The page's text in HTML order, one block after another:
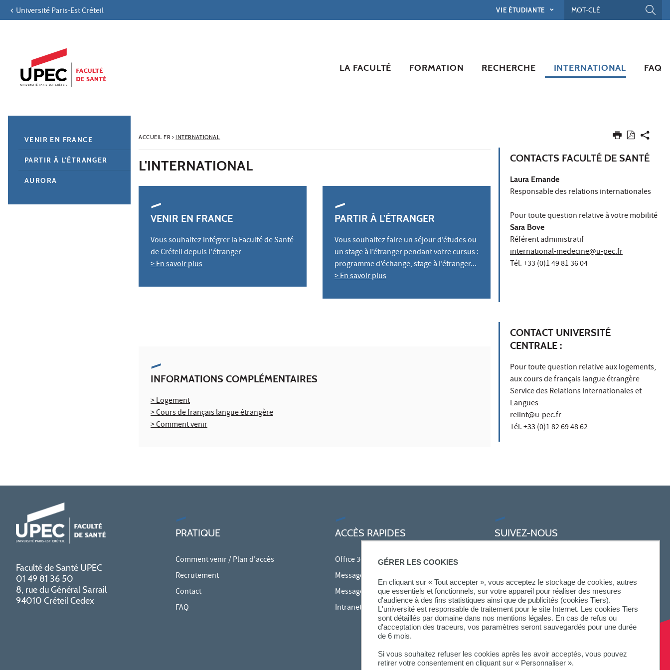
GÉRER LES COOKIES
En cliquant sur « Tout accepter », vous acceptez le stockage de cookies, autres
que essentiels et fonctionnels, sur votre appareil pour réaliser des mesures
d'audience à des fins statistiques ainsi que de publicités (cookies Tiers).
L'université est responsable de traitement pour le site Internet. Les cookies Tiers
sont détaillés par domaine dans nos mentions légales. En cas de refus ou
d'acceptation des traceurs, vos paramètres seront sauvegardés pour une durée
de 6 mois.
Si vous souhaitez refuser les cookies après les avoir acceptés, vous pouvez
retirer votre consentement en cliquant sur « Personnaliser ».
Aller au contenu
Navigation secondaire
Université Paris-Est Créteil VIE ÉTUDIANTE
LA FACULTÉ FORMATION RECHERCHE INTERNATIONAL FAQ
ACCUEIL FR› INTERNATIONAL
L'INTERNATIONAL
VENIR EN FRANCE
Vous souhaitez intégrer la Faculté de Santé
de Créteil depuis l'étranger
> En savoir plus
PARTIR À L'ÉTRANGER
Vous souhaitez faire un séjour d’études ou
un stage à l’étranger pendant votre cursus :
programme d’échange, stage à l’étranger...
> En savoir plus
INFORMATIONS COMPLÉMENTAIRES
> Logement
> Cours de français langue étrangère
> Comment venir
CONTACTS FACULTÉ DE SANTÉ
Laura Ernande
Responsable des relations internationales
Pour toute question relative à votre mobilité
Sara Bove
Référent administratif
international-medecine@u-pec.fr
Tél. +33 (0)1 49 81 36 04
CONTACT UNIVERSITÉ
CENTRALE :
Pour toute question relative aux logements,
aux cours de français langue étrangère
Service des Relations Internationales et
Langues
relint@u-pec.fr
Tél. +33 (0)1 82 69 48 62
VENIR EN FRANCE
PARTIR À L'ÉTRANGER
AURORA
Faculté de Santé UPEC
01 49 81 36 50
8, rue du Général Sarrail
94010 Créteil Cedex
PRATIQUE
Comment venir / Plan d'accès
Recrutement
Contact
FAQ
ACCÈS RAPIDES
Office 365
Messagerie des personnels
Messagerie étudiante
Intranet des personnels
SUIVEZ-NOUS